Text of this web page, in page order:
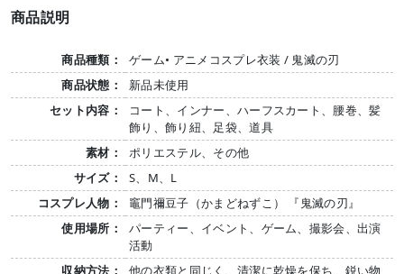
商品説明
商品種類：
ゲーム• アニメコスプレ衣装 / 鬼滅の刃
商品状態：
新品未使用
セット内容：
コート、インナー、ハーフスカート、腰巻、髪
飾り、飾り紐、足袋、道具
素材：
ポリエステル、その他
サイズ：
S、M、L
コスプレ人物：
竈門禰豆子（かまどねずこ） 『鬼滅の刃』
使用場所：
パーティー、イベント、ゲーム、撮影会、出演
活動
収納方法：
他の衣類と同じく、清潔に乾燥を保ち、鋭い物